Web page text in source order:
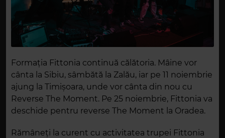
Formația Fittonia continuă călătoria. Mâine vor
cânta la Sibiu, sâmbătă la Zalău, iar pe 11 noiembrie
ajung la Timișoara, unde vor cânta din nou cu
Reverse The Moment. Pe 25 noiembrie, Fittonia va
deschide pentru reverse The Moment la Oradea.
Rămâneți la curent cu activitatea trupei Fittonia